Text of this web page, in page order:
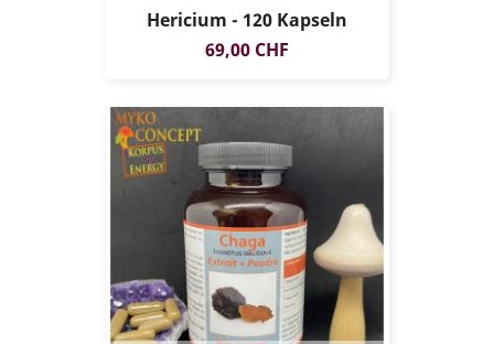
Hericium - 120 Kapseln
Preis
69,00 CHF